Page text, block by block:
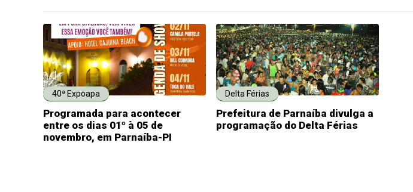
40ª Expoapa
Programada para acontecer
entre os dias 01º à 05 de
novembro, em Parnaíba-PI
Delta Férias
Prefeitura de Parnaíba divulga a
programação do Delta Férias